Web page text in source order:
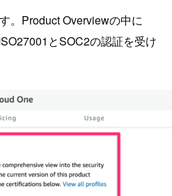
。Product Overviewの中に
とSOC2の認証を受け